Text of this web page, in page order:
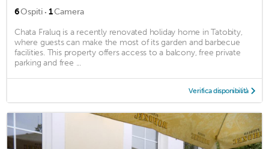
6Ospiti · 1Camera
Chata Fraluq is a recently renovated holiday home in Tatobity,
where guests can make the most of its garden and barbecue
facilities. This property offers access to a balcony, free private
parking and free ...
Verifica disponibilità